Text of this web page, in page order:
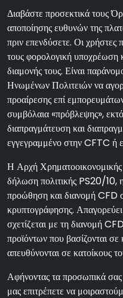
Διαβάστε προσεκτικά τους
αποποίησης ευθυνών της
πριν επενδύσετε. Οι χρήστες
τους φορολογική
διαμονής τους. Είναι
Ηνωμένων Πολιτειών να
προαίρεσης επί
συμβόλαια «πρόβλεψης»,
διαπραγμάτευση και
εγγεγραμμένο στην CFTC ή
Η Αρχή
δήλωση πολιτικής PS20/10,
προώθηση και διανομή CFD
κρυπτογράφησης.
σχετίζεται με τη διανομή
προϊόντων που βασίζονται
απευθύνονται σε κατοίκους
Αφήνοντας τα προσωπικά σας
μας επιτρέπετε να